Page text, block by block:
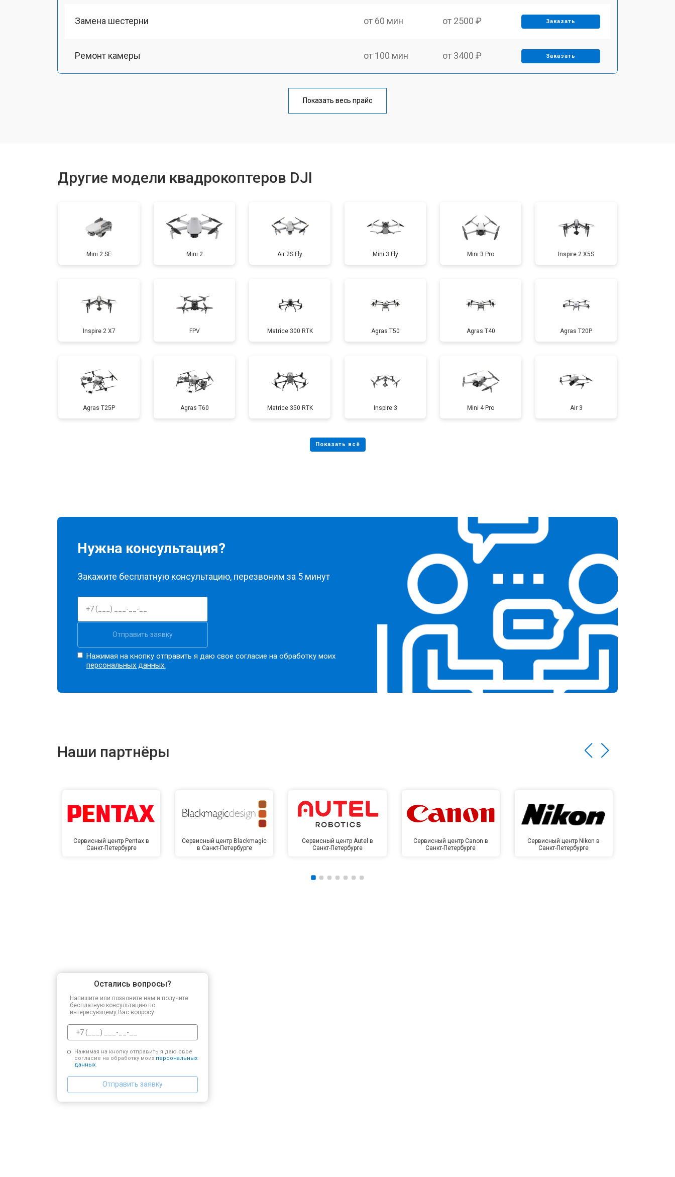
Замена шестерни от 60 мин от 2500 ₽ Заказать
Ремонт камеры от 100 мин от 3400 ₽ Заказать
от 60 мин
Замена аккумулятора от 60 мин от 1600 ₽ Заказать
Настройка шифрования Wi-Fi от 40 мин от 1000 ₽ Заказать
Прошивка от 70 мин от 1800 ₽ Заказать
Замена материнской платы от 60 мин от 2800 ₽ Заказать
Ремонт корпуса от 3600 ₽
Показать весь прайс
Другие модели квадрокоптеров DJI
Mini 2 SE Mini 2 Air 2S Fly Mini 3 Fly Mini 3 Pro Inspire 2 X5S
Inspire 2 X7 FPV Matrice 300 RTK Agras T50 Agras T40 Agras T20P
Agras T25P Agras T60 Matrice 350 RTK Inspire 3 Mini 4 Pro Air 3
Нужна консультация?
Закажите бесплатную консультацию, перезвоним за 5 минут
Отправить заявку
Нажимая на кнопку отправить я даю свое согласие на обработку моих
персональных данных.
Наши партнёры
Сервисный центр Pentax в
Санкт-Петербурге
Сервисный центр Blackmagic
в Санкт-Петербурге
Сервисный центр Autel в
Санкт-Петербурге
Сервисный центр Canon в
Санкт-Петербурге
Сервисный центр Nikon в
Санкт-Петербурге
Остались вопросы?
Напишите или позвоните нам и получите
бесплатную консультацию по
интересующему Вас вопросу.
Нажимая на кнопку отправить я даю свое
согласие на обработку моих персональных
данных.
Отправить заявку